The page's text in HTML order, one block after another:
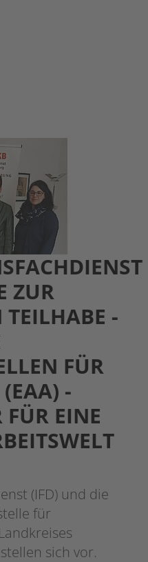
ZUR
TEILHABE -
FÜR
-
FÜR EINE
(IFD) und die
für
sich vor.